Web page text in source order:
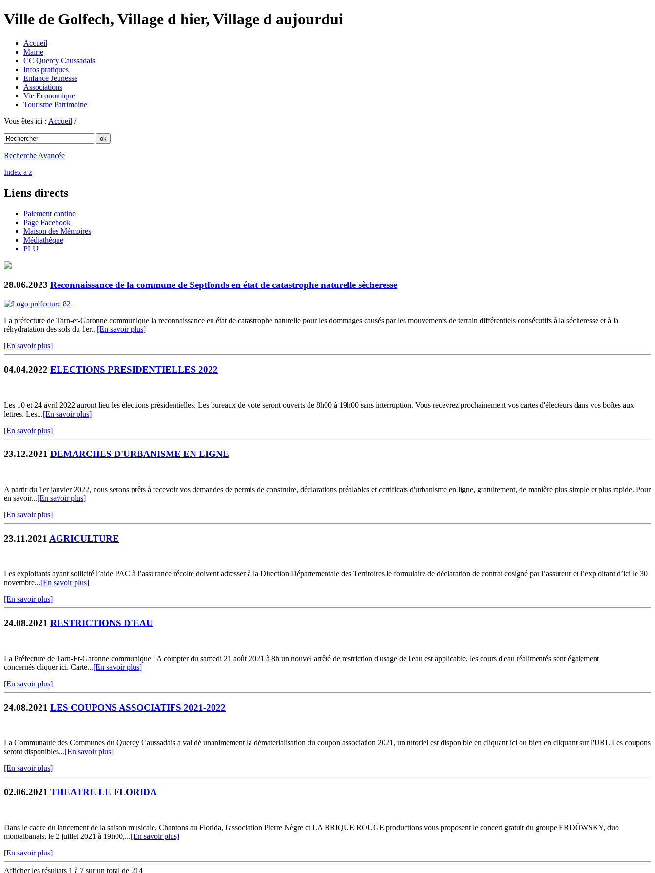
Ville de Golfech, Village d hier, Village d aujourdui
Accueil
Mairie
CC Quercy Caussadais
Infos pratiques
Enfance Jeunesse
Associations
Vie Economique
Tourisme Patrimoine
Vous êtes ici : Accueil /
Recherche Avancée
Index a z
Liens directs
Paiement cantine
Page Facebook
Maison des Mémoires
Médiathèque
PLU
28.06.2023 Reconnaissance de la commune de Septfonds en état de catastrophe naturelle sècheresse
La préfecture de Tarn-et-Garonne communique la reconnaissance en état de catastrophe naturelle pour les dommages causés par les mouvements de terrain différentiels consécutifs à la sécheresse et à la
réhydratation des sols du 1er...[En savoir plus]
[En savoir plus]
04.04.2022 ELECTIONS PRESIDENTIELLES 2022
Les 10 et 24 avril 2022 auront lieu les élections présidentielles. Les bureaux de vote seront ouverts de 8h00 à 19h00 sans interruption. Vous recevrez prochainement vos cartes d'électeurs dans vos boîtes aux
lettres. Les...[En savoir plus]
[En savoir plus]
23.12.2021 DEMARCHES D'URBANISME EN LIGNE
A partir du 1er janvier 2022, nous serons prêts à recevoir vos demandes de permis de construire, déclarations préalables et certificats d'urbanisme en ligne, gratuitement, de manière plus simple et plus rapide. Pour
en savoir...[En savoir plus]
[En savoir plus]
23.11.2021 AGRICULTURE
Les exploitants ayant sollicité l’aide PAC à l’assurance récolte doivent adresser à la Direction Départementale des Territoires le formulaire de déclaration de contrat cosigné par l’assureur et l’exploitant d’ici le 30
novembre...[En savoir plus]
[En savoir plus]
24.08.2021 RESTRICTIONS D'EAU
La Préfecture de Tarn-Et-Garonne communique : A compter du samedi 21 août 2021 à 8h un nouvel arrêté de restriction d'usage de l'eau est applicable, les cours d'eau réalimentés sont également
concernés cliquer ici. Carte...[En savoir plus]
[En savoir plus]
24.08.2021 LES COUPONS ASSOCIATIFS 2021-2022
La Communauté des Communes du Quercy Caussadais a validé unanimement la dématérialisation du coupon association 2021, un tutoriel est disponible en cliquant ici ou bien en cliquant sur l'URL Les coupons
seront disponibles...[En savoir plus]
[En savoir plus]
02.06.2021 THEATRE LE FLORIDA
Dans le cadre du lancement de la saison musicale, Chantons au Florida, l'association Pierre Nègre et LA BRIQUE ROUGE productions vous proposent le concert gratuit du groupe ERDÖWSKY, duo
montalbanais, le 2 juillet 2021 à 19h00,...[En savoir plus]
[En savoir plus]
Afficher les résultats 1 à 7 sur un total de 214